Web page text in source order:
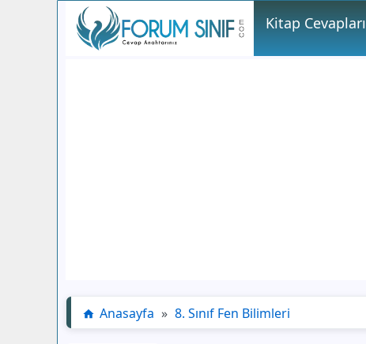
Kitap Cevapları
Anasayfa » 8. Sınıf Fen Bilimleri